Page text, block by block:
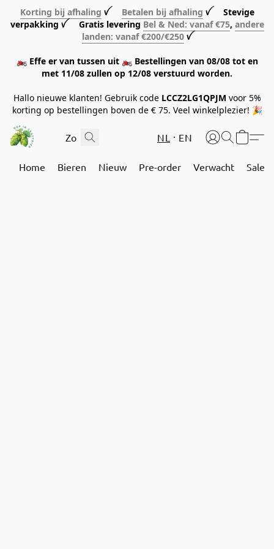
Korting bij afhaling ꪜ Betalen bij afhaling ꪜ Stevige
verpakking ꪜ Gratis levering Bel & Ned: vanaf €75, andere
landen: vanaf €200/€250 ꪜ
🏍️ Effe er van tussen uit 🏍️ Bestellingen van 08/08 tot en
met 11/08 zullen op 12/08 verstuurd worden.
Hallo nieuwe klanten! Gebruik code LCCZ2LG1QPJM voor 5%
korting op bestellingen boven de € 75. Veel winkelplezier! 🎉
NL EN
Home Bieren Nieuw Pre-order Verwacht Sale